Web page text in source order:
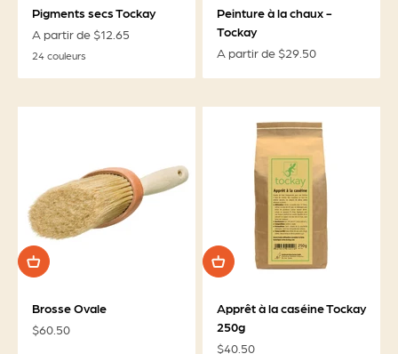
Pigments secs Tockay
Prix de vente
A partir de $12.65
24 couleurs
Peinture à la chaux -
Tockay
Prix de vente
A partir de $29.50
Brosse Ovale
Prix de vente
$60.50
Apprêt à la caséine Tockay
250g
Prix de vente
$40.50